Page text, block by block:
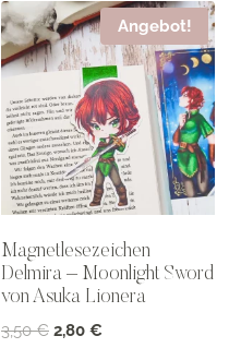
Angebot!
Magnetlesezeichen
Delmira – Moonlight Sword
von Asuka Lionera
3,50€ Ursprünglicher
2,80 €